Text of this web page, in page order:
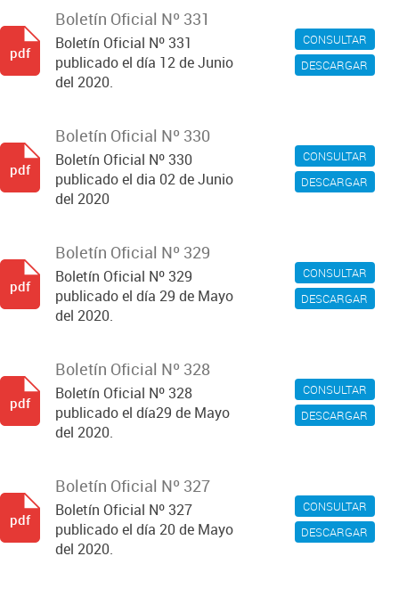
CONSULTAR
DESCARGAR
Boletín Oficial Nº 331
Boletín Oficial Nº 331
publicado el día 12 de Junio
del 2020.
pdf
CONSULTAR
DESCARGAR
Boletín Oficial Nº 330
Boletín Oficial Nº 330
publicado el dia 02 de Junio
del 2020
pdf
CONSULTAR
DESCARGAR
Boletín Oficial Nº 329
Boletín Oficial Nº 329
publicado el día 29 de Mayo
del 2020.
pdf
CONSULTAR
DESCARGAR
Boletín Oficial Nº 328
Boletín Oficial Nº 328
publicado el día29 de Mayo
del 2020.
pdf
CONSULTAR
DESCARGAR
Boletín Oficial Nº 327
Boletín Oficial Nº 327
publicado el día 20 de Mayo
del 2020.
pdf